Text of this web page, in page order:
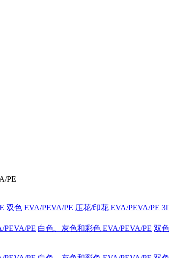
PE
双色 EVA/PEVA/PE 压花/印花 EVA/PEVA/PE
PEVA/PE 白色、灰色和彩色 EVA/PEVA/PE 双